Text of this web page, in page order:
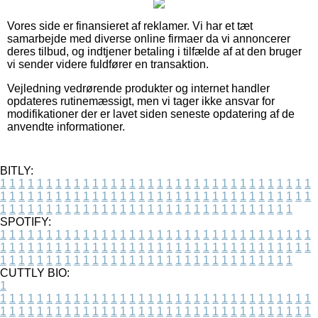
Vores side er finansieret af reklamer. Vi har et tæt
samarbejde med diverse online firmaer da vi annoncerer
deres tilbud, og indtjener betaling i tilfælde af at den bruger
vi sender videre fuldfører en transaktion.
Vejledning vedrørende produkter og internet handler
opdateres rutinemæssigt, men vi tager ikke ansvar for
modifikationer der er lavet siden seneste opdatering af de
anvendte informationer.
BITLY:
1 1 1 1 1 1 1 1 1 1 1 1 1 1 1 1 1 1 1 1 1 1 1 1 1 1 1 1 1 1 1 1 1 1
1 1 1 1 1 1 1 1 1 1 1 1 1 1 1 1 1 1 1 1 1 1 1 1 1 1 1 1 1 1 1 1 1 1
1 1 1 1 1 1 1 1 1 1 1 1 1 1 1 1 1 1 1 1 1 1 1 1 1 1 1 1 1 1 1 1
SPOTIFY:
1 1 1 1 1 1 1 1 1 1 1 1 1 1 1 1 1 1 1 1 1 1 1 1 1 1 1 1 1 1 1 1 1 1
1 1 1 1 1 1 1 1 1 1 1 1 1 1 1 1 1 1 1 1 1 1 1 1 1 1 1 1 1 1 1 1 1 1
1 1 1 1 1 1 1 1 1 1 1 1 1 1 1 1 1 1 1 1 1 1 1 1 1 1 1 1 1 1 1 1
CUTTLY BIO:
1
1 1 1 1 1 1 1 1 1 1 1 1 1 1 1 1 1 1 1 1 1 1 1 1 1 1 1 1 1 1 1 1 1 1
1 1 1 1 1 1 1 1 1 1 1 1 1 1 1 1 1 1 1 1 1 1 1 1 1 1 1 1 1 1 1 1 1 1